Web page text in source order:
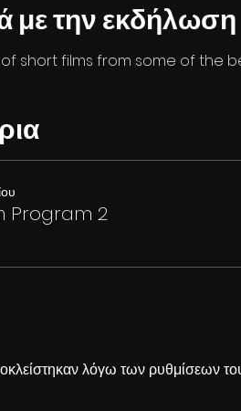
με την εκδήλωση
short films from some of the
Program 2
λόγω των ρυθμίσεων